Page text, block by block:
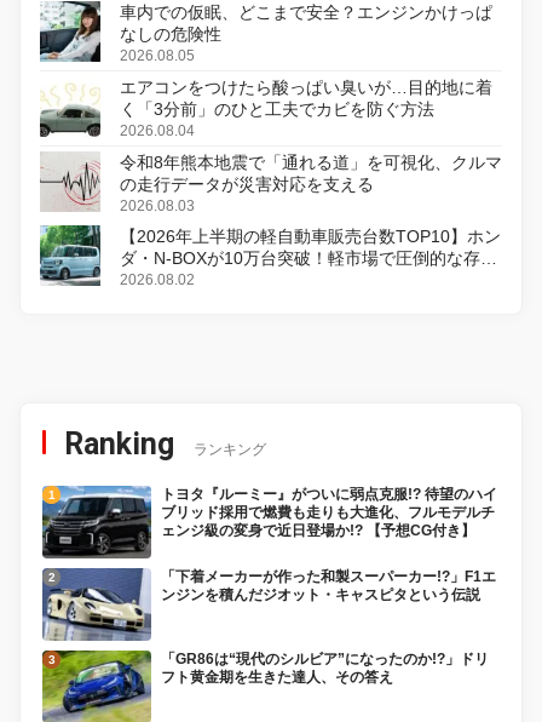
車内での仮眠、どこまで安全？エンジンかけっぱ
なしの危険性
2026.08.05
エアコンをつけたら酸っぱい臭いが…目的地に着
く「3分前」のひと工夫でカビを防ぐ方法
2026.08.04
令和8年熊本地震で「通れる道」を可視化、クルマ
の走行データが災害対応を支える
2026.08.03
【2026年上半期の軽自動車販売台数TOP10】ホン
ダ・N-BOXが10万台突破！軽市場で圧倒的な存在
感
2026.08.02
Ranking ランキング
トヨタ『ルーミー』がついに弱点克服!? 待望のハイ
ブリッド採用で燃費も走りも大進化、フルモデルチ
ェンジ級の変身で近日登場か!? 【予想CG付き】
「下着メーカーが作った和製スーパーカー!?」F1エ
ンジンを積んだジオット・キャスピタという伝説
「GR86は“現代のシルビア”になったのか!?」ドリ
フト黄金期を生きた達人、その答え